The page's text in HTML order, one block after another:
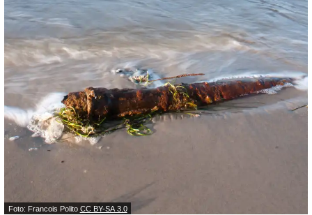
Foto: Francois Polito CC BY-SA 3.0